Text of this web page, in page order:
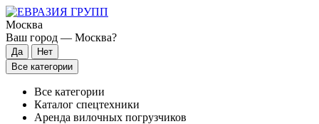
Москва
Ваш город — Москва?
Все категории
Все категории
Каталог спецтехники
Аренда вилочных погрузчиков